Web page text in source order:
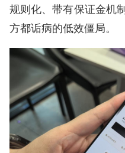
规则化、带有保证金机
方都诟病的低效僵局。